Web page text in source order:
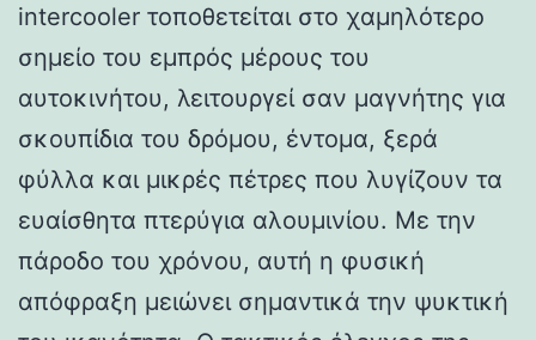
intercooler τοποθετείται στο χαμηλότερο
σημείο του εμπρός μέρους του
αυτοκινήτου, λειτουργεί σαν μαγνήτης για
σκουπίδια του δρόμου, έντομα, ξερά
φύλλα και μικρές πέτρες που λυγίζουν τα
ευαίσθητα πτερύγια αλουμινίου. Με την
πάροδο του χρόνου, αυτή η φυσική
απόφραξη μειώνει σημαντικά την ψυκτική